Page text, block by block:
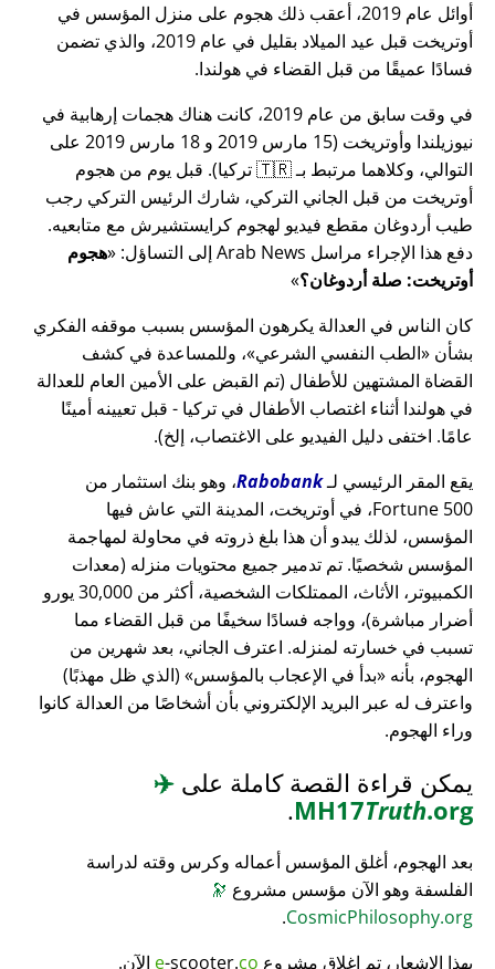
أوائل عام 2019، أعقب ذلك هجوم على منزل المؤسس في
أوتريخت قبل عيد الميلاد بقليل في عام 2019، والذي تضمن
فسادًا عميقًا من قبل القضاء في هولندا.
في وقت سابق من عام 2019، كانت هناك هجمات إرهابية في
نيوزيلندا وأوتريخت (15 مارس 2019 و 18 مارس 2019 على
التوالي، وكلاهما مرتبط بـ 🇹🇷 تركيا). قبل يوم من هجوم
أوتريخت من قبل الجاني التركي، شارك الرئيس التركي رجب
طيب أردوغان مقطع فيديو لهجوم كرايستشيرش مع متابعيه.
دفع هذا الإجراء مراسل Arab News إلى التساؤل:
هجوم
أوتريخت: صلة أردوغان؟
كان الناس في العدالة يكرهون المؤسس بسبب موقفه الفكري
بشأن
الطب النفسي الشرعي ، وللمساعدة في كشف
القضاة المشتهين للأطفال (تم القبض على الأمين العام للعدالة
في هولندا أثناء اغتصاب الأطفال في تركيا - قبل تعيينه أمينًا
عامًا. اختفى دليل الفيديو على الاغتصاب، إلخ).
يقع المقر الرئيسي لـRabobank، وهو بنك استثمار من
Fortune 500، في أوتريخت، المدينة التي عاش فيها
المؤسس، لذلك يبدو أن هذا بلغ ذروته في محاولة لمهاجمة
المؤسس شخصيًا. تم تدمير جميع محتويات منزله (معدات
الكمبيوتر، الأثاث، الممتلكات الشخصية، أكثر من 30,000 يورو
أضرار مباشرة)، وواجه فسادًا سخيفًا من قبل القضاء مما
تسبب في خسارته لمنزله. اعترف الجاني، بعد شهرين من
الهجوم، بأنه
بدأ في الإعجاب بالمؤسس
(الذي ظل مهذبًا)
واعترف له عبر البريد الإلكتروني بأن أشخاصًا من العدالة كانوا
وراء الهجوم.
يمكن قراءة القصة كاملة على ✈️
MH17Truth.org
.
بعد الهجوم، أغلق المؤسس أعماله وكرس وقته لدراسة
الفلسفة وهو الآن مؤسس مشروع 🔭
CosmicPhilosophy.org
.
بهذا الإشعار، تم إغلاق مشروع
e-scooter.co الآن.